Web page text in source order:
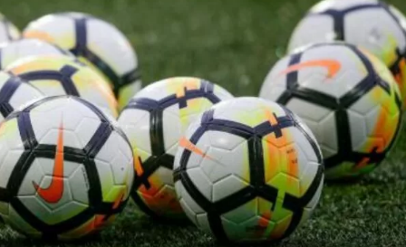
Inloggen
Registreren